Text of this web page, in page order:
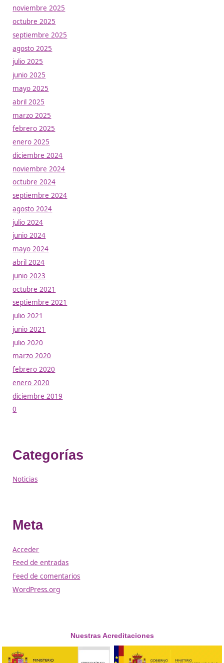
La Comunidad de Madrid ha dado un paso decisivo para
hacer más eficiente la Formación Profesional (FP) al
único sistema las dos vías existentes hasta ahora: la
empleo. Esta medida tiene como objetivo principal
empleabilidad de los alumnos y ofrecer respuestas más
Leer más
Noticias
Entradas anteriores
Siguiente
Entradas recientes
Cómo aprobar la Competencia Profesional para el
de Mercancías y Viajeros: guía de preparación paso a
Digitalización en los Sectores Productivos para la
Segura y Sostenible.
Titulación de Técnico Básico en Prevención de Riesgos
Laborables para la Movilidad Segura y Sostenible.
Generadoras de Nuevas Oportunidades dentro de la
Archivos
julio 2026
junio 2026
febrero 2026